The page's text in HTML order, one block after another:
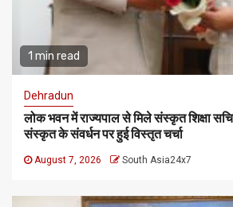
1 min read
Dehradun
लोक भवन में राज्यपाल से मिले संस्कृत शिक्षा
संस्कृत के संवर्धन पर हुई विस्तृत चर्चा
August 7, 2026 South Asia24x7